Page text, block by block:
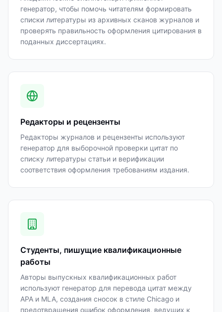
генератор, чтобы помочь читателям формировать
списки литературы из архивных сканов журналов и
проверять правильность оформления цитирования в
поданных диссертациях.
Редакторы и рецензенты
Редакторы журналов и рецензенты используют
генератор для выборочной проверки цитат по
списку литературы статьи и верификации
соответствия оформления требованиям издания.
Студенты, пишущие квалификационные
работы
Авторы выпускных квалификационных работ
используют генератор для перевода цитат между
APA и MLA, создания сносок в стиле Chicago и
предотвращения ошибок оформления, ведущих к